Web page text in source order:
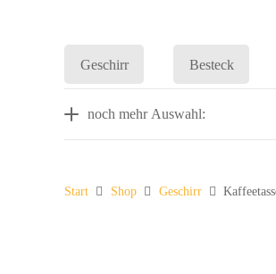
Geschirr Besteck
noch mehr Auswahl:
Start Shop Geschirr